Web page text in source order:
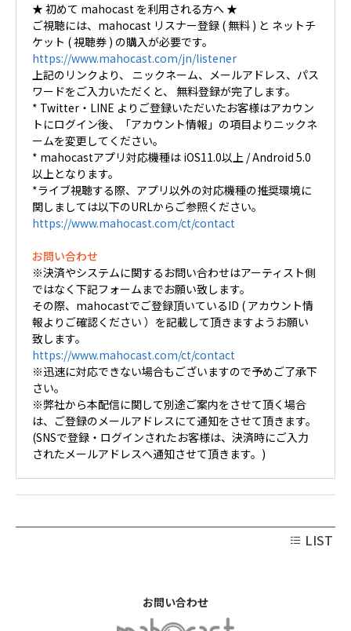
★ 初めて mahocast を利用される方へ ★
ご視聴には、mahocast リスナー登録 ( 無料 ) と ネットチ
ケット ( 視聴券 ) の購入が必要です。
https://www.mahocast.com/jn/listener
上記のリンクより、 ニックネーム、メールアドレス、パス
ワードをご入力いただくと、 無料登録が完了します。
* Twitter・LINE よりご登録いただいたお客様はアカウン
トにログイン後、「アカウント情報」の項目よりニックネ
ームを変更してください。
* mahocastアプリ対応機種は iOS11.0以上 / Android 5.0
以上となります。
*ライブ視聴する際、アプリ以外の対応機種の推奨環境に
関しましては以下のURLからご参照ください。
https://www.mahocast.com/ct/contact
お問い合わせ
※決済やシステムに関するお問い合わせはアーティスト側
ではなく下記フォームまでお願い致します。
その際、mahocastでご登録頂いているID ( アカウント情
報よりご確認ください ）を記載して頂きますようお願い
致します。
https://www.mahocast.com/ct/contact
※迅速に対応できない場合もございますので予めご了承下
さい。
※弊社から本配信に関して別途ご案内をさせて頂く場合
は、ご登録のメールアドレスにて通知をさせて頂きます。
(SNSで登録・ログインされたお客様は、決済時にご入力
されたメールアドレスへ通知させて頂きます。)
LIST
お問い合わせ